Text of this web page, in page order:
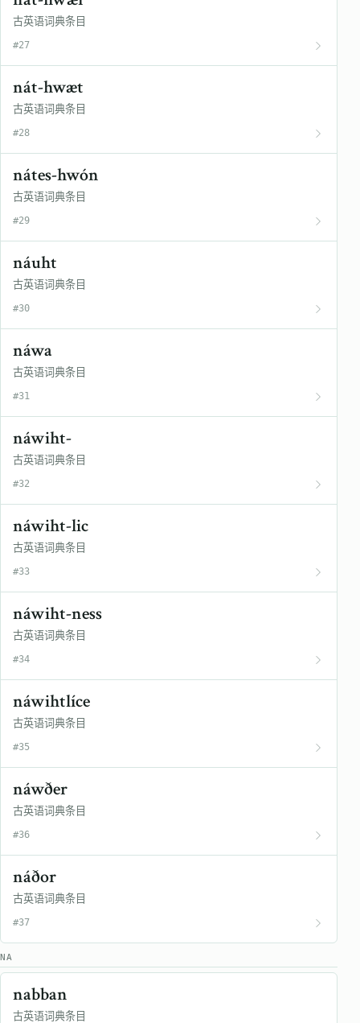
古英语词典条目
#27
nát-hwæt
古英语词典条目
#28
nátes-hwón
古英语词典条目
#29
náuht
古英语词典条目
#30
náwa
古英语词典条目
#31
náwiht-
古英语词典条目
#32
náwiht-lic
古英语词典条目
#33
náwiht-ness
古英语词典条目
#34
náwihtlíce
古英语词典条目
#35
náwðer
古英语词典条目
#36
náðor
古英语词典条目
#37
NA
nabban
古英语词典条目